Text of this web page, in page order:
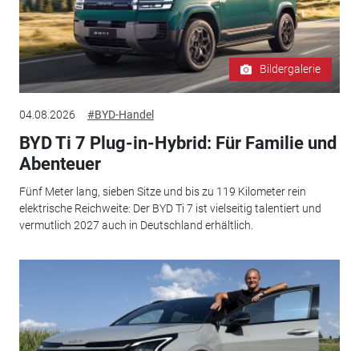
Bildergalerie
04.08.2026 #BYD-Handel
BYD Ti 7 Plug-in-Hybrid: Für Familie und
Abenteuer
Fünf Meter lang, sieben Sitze und bis zu 119 Kilometer rein
elektrische Reichweite: Der BYD Ti 7 ist vielseitig talentiert und
vermutlich 2027 auch in Deutschland erhältlich.